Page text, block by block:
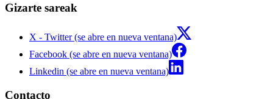
Gizarte sareak
X - Twitter (se abre en nueva ventana)
Facebook (se abre en nueva ventana)
Linkedin (se abre en nueva ventana)
Contacto